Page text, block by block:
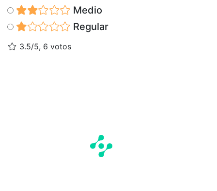
Medio
Regular
3.5/5, 6 votos